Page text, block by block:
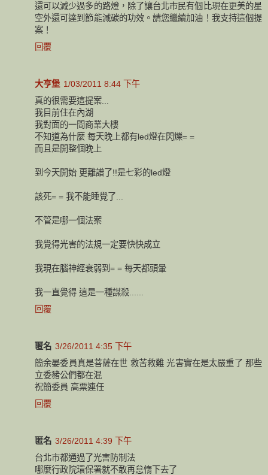
還可以減少過多的路燈，除了讓台北市民有個比現在更美的星
空外還可達到節能減碳的功效。請您繼續加油！我支持這個提
案！
回覆
大亨堡 1/03/2011 8:44 下午
真的很需要這提案...
我目前住在內湖
我對面的一間商業大樓
不知道為什麼 每天晚上都有led燈在閃爍= =
而且是開整個晚上
到今天開始 更離譜了!!是七彩的led燈
該死= = 我不能睡覺了...
不管是哪一個法案
我覺得光害的法規一定要快快成立
我現在腦神經衰弱到= = 每天都頭暈
我一直覺得 這是一種謀殺......
回覆
匿名 3/26/2011 4:35 下午
簡余晏委員真是菩薩在世 救苦救難 光害實在是太嚴重了 那些
立委豬公們都在混
祝簡委員 高票連任
回覆
匿名 3/26/2011 4:39 下午
台北市都通過了光害防制法
哪麼行政院環保署就不敢再怠惰下去了